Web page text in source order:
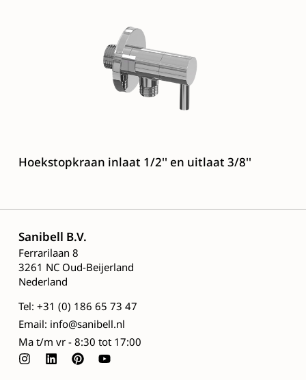
Hoekstopkraan inlaat 1/2'' en uitlaat 3/8''
Sanibell B.V.
Ferrarilaan 8
3261 NC Oud-Beijerland
Nederland
Tel: +31 (0) 186 65 73 47
Email: info@sanibell.nl
Ma t/m vr - 8:30 tot 17:00